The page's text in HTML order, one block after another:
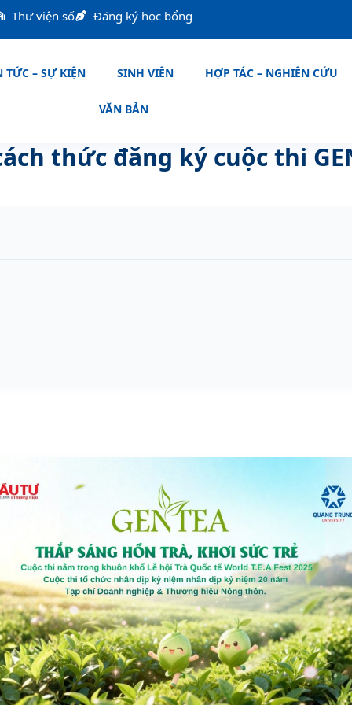
Thư viện số Đăng ký học bổng
TỨC – SỰ KIỆN SINH VIÊN HỢP TÁC – NGHIÊN CỨU
VĂN BẢN
thức đăng ký cuộc thi